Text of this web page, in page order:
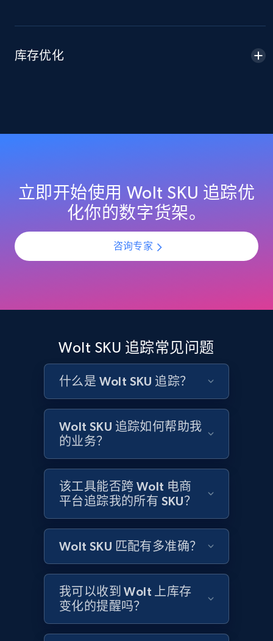
more.
Title, Seller name, Brand, Description, Initial
price, Currency, Availability, Reviews count, and
375+
Title, Seller name, Brand, Description, Initial
price, Currency, Availability, Reviews count, and
more.
2.1K+ 375+ 立即开始
Amazon products global dataset - Collect
Amazon products by seller URL
Title, Seller name, Brand, Description, Initial
price, Currency, Availability, Reviews count, and
more.
2.1K+ 375+ 立即开始
Amazon products global dataset - Collect
库存优化
立即开始使用 Wolt SKU 追踪优
化你的数字货架。
咨询专家
Wolt SKU 追踪常见问题
什么是 Wolt SKU 追踪？
Wolt SKU 追踪如何帮助我
的业务？
该工具能否跨 Wolt 电商
平台追踪我的所有 SKU？
Wolt SKU 匹配有多准确？
我可以收到 Wolt 上库存
变化的提醒吗？